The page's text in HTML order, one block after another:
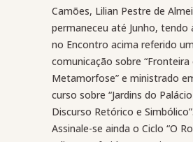
Camões, Lilian Pestre de
permaneceu até Junho, tendo
no Encontro acima referido
comunicação sobre “Fronteira
Metamorfose” e ministrado
curso sobre “Jardins do
Discurso Retórico e Simbólico”.
Assinale-se ainda o Ciclo “O